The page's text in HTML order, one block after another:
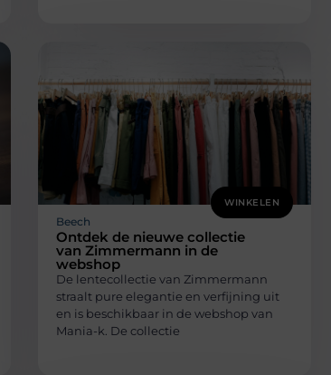
WINKELEN
Beech
Ontdek de nieuwe collectie
van Zimmermann in de
webshop
De lentecollectie van Zimmermann
straalt pure elegantie en verfijning uit
en is beschikbaar in de webshop van
Mania-k. De collectie